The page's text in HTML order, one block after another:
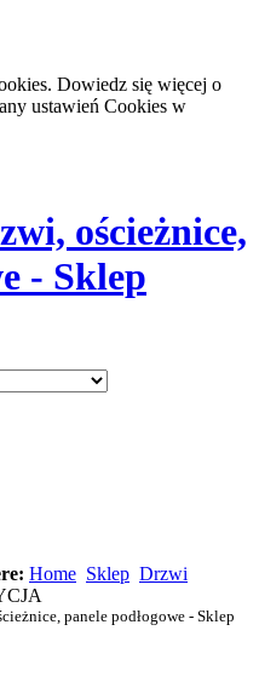
Dowiedz się więcej o
ustawień Cookies w
ościeżnice,
- Sklep
Home Sklep Drzwi
panele podłogowe - Sklep